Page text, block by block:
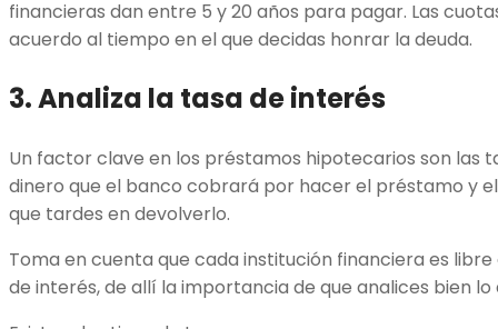
financieras dan entre 5 y 20 años para pagar. Las
acuerdo al tiempo en el que decidas honrar la deuda.
3. Analiza la tasa de interés
Un factor clave en los préstamos hipotecarios son las
dinero que el banco cobrará por hacer el préstamo y
que tardes en devolverlo.
Toma en cuenta que cada institución financiera es
de interés, de allí la importancia de que analices bien